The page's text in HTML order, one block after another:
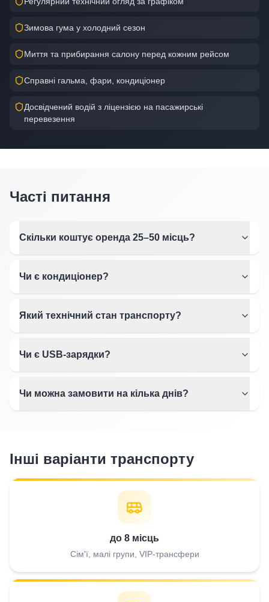
Зимова гума у холодний сезон
Миття та прибирання салону перед кожним рейсом
Справні гальма, фари, кондиціонер
Досвідчений водій з ліцензією на пасажирські
перевезення
Часті питання
Скільки коштує оренда 25–50 місць?
Чи є кондиціонер?
Який технічний стан транспорту?
Чи є USB-зарядки?
Чи можна замовити на кілька днів?
Інші варіанти транспорту
до 8 місць
Сім'ї, малі групи, VIP-трансфери